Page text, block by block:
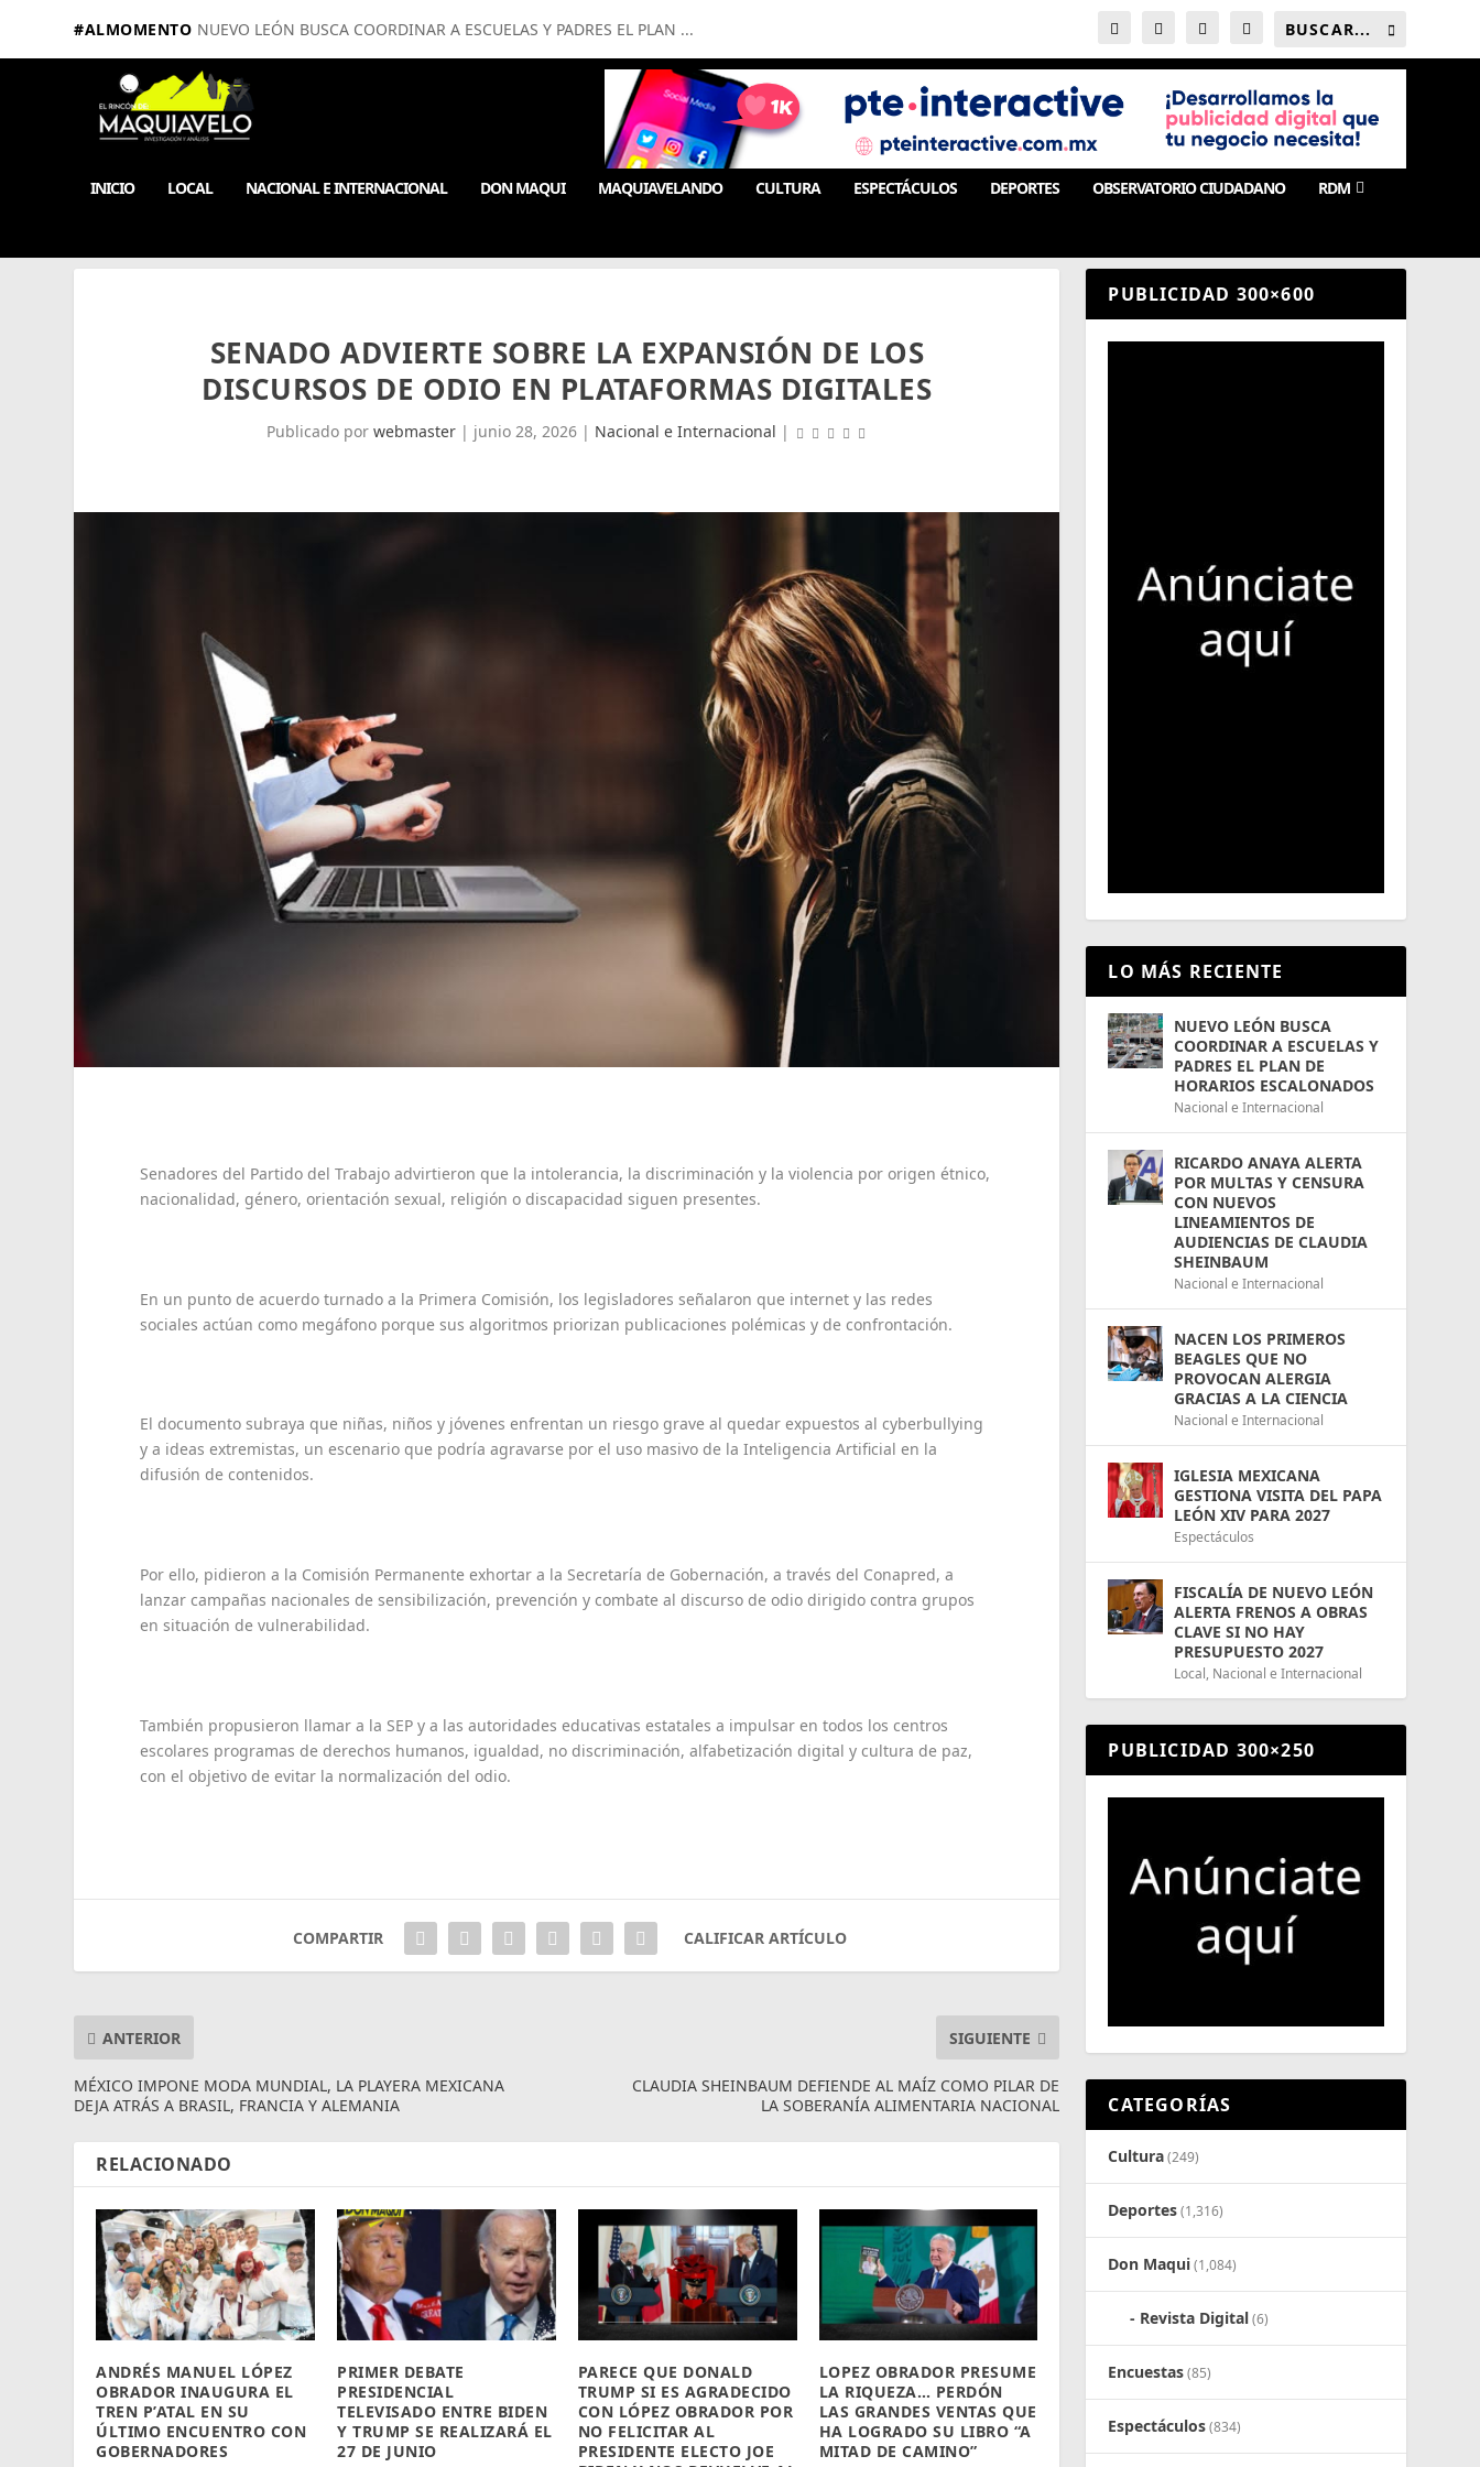
#ALMOMENTO NUEVO LEÓN BUSCA COORDINAR A ESCUELAS Y PADRES EL PLAN ...
INICIO LOCAL NACIONAL E INTERNACIONAL DON MAQUI MAQUIAVELANDO CULTURA ESPECTÁCULOS DEPORTES OBSERVATORIO CIUDADANO RDM
SENADO ADVIERTE SOBRE LA EXPANSIÓN DE LOS
DISCURSOS DE ODIO EN PLATAFORMAS DIGITALES
Publicado porwebmaster | junio 28, 2026 | Nacional e Internacional |
Senadores del Partido del Trabajo advirtieron que la intolerancia, la discriminación y la violencia por origen étnico,
nacionalidad, género, orientación sexual, religión o discapacidad siguen presentes.
En un punto de acuerdo turnado a la Primera Comisión, los legisladores señalaron que internet y las redes
sociales actúan como megáfono porque sus algoritmos priorizan publicaciones polémicas y de confrontación.
El documento subraya que niñas, niños y jóvenes enfrentan un riesgo grave al quedar expuestos al cyberbullying
y a ideas extremistas, un escenario que podría agravarse por el uso masivo de la Inteligencia Artificial en la
difusión de contenidos.
Por ello, pidieron a la Comisión Permanente exhortar a la Secretaría de Gobernación, a través del Conapred, a
lanzar campañas nacionales de sensibilización, prevención y combate al discurso de odio dirigido contra grupos
en situación de vulnerabilidad.
También propusieron llamar a la SEP y a las autoridades educativas estatales a impulsar en todos los centros
escolares programas de derechos humanos, igualdad, no discriminación, alfabetización digital y cultura de paz,
con el objetivo de evitar la normalización del odio.
COMPARTIR CALIFICAR ARTÍCULO
ANTERIOR
MÉXICO IMPONE MODA MUNDIAL, LA PLAYERA MEXICANA
DEJA ATRÁS A BRASIL, FRANCIA Y ALEMANIA
SIGUIENTE
CLAUDIA SHEINBAUM DEFIENDE AL MAÍZ COMO PILAR DE
LA SOBERANÍA ALIMENTARIA NACIONAL
RELACIONADO
ANDRÉS MANUEL LÓPEZ
OBRADOR INAUGURA EL
TREN P’ATAL EN SU
ÚLTIMO ENCUENTRO CON
GOBERNADORES
PRIMER DEBATE
PRESIDENCIAL
TELEVISADO ENTRE BIDEN
Y TRUMP SE REALIZARÁ EL
27 DE JUNIO
PARECE QUE DONALD
TRUMP SI ES AGRADECIDO
CON LÓPEZ OBRADOR POR
NO FELICITAR AL
PRESIDENTE ELECTO JOE
LOPEZ OBRADOR PRESUME
LA RIQUEZA… PERDÓN
LAS GRANDES VENTAS QUE
HA LOGRADO SU LIBRO “A
MITAD DE CAMINO”
PUBLICIDAD 300×600
LO MÁS RECIENTE
NUEVO LEÓN BUSCA
COORDINAR A ESCUELAS Y
PADRES EL PLAN DE
HORARIOS ESCALONADOS
Nacional e Internacional
RICARDO ANAYA ALERTA
POR MULTAS Y CENSURA
CON NUEVOS
LINEAMIENTOS DE
AUDIENCIAS DE CLAUDIA
SHEINBAUM
Nacional e Internacional
NACEN LOS PRIMEROS
BEAGLES QUE NO
PROVOCAN ALERGIA
GRACIAS A LA CIENCIA
Nacional e Internacional
IGLESIA MEXICANA
GESTIONA VISITA DEL PAPA
LEÓN XIV PARA 2027
Espectáculos
FISCALÍA DE NUEVO LEÓN
ALERTA FRENOS A OBRAS
CLAVE SI NO HAY
PRESUPUESTO 2027
Local, Nacional e Internacional
PUBLICIDAD 300×250
CATEGORÍAS
Cultura(249)
Deportes(1,316)
Don Maqui(1,084)
Revista Digital(6)
Encuestas(85)
Espectáculos(834)